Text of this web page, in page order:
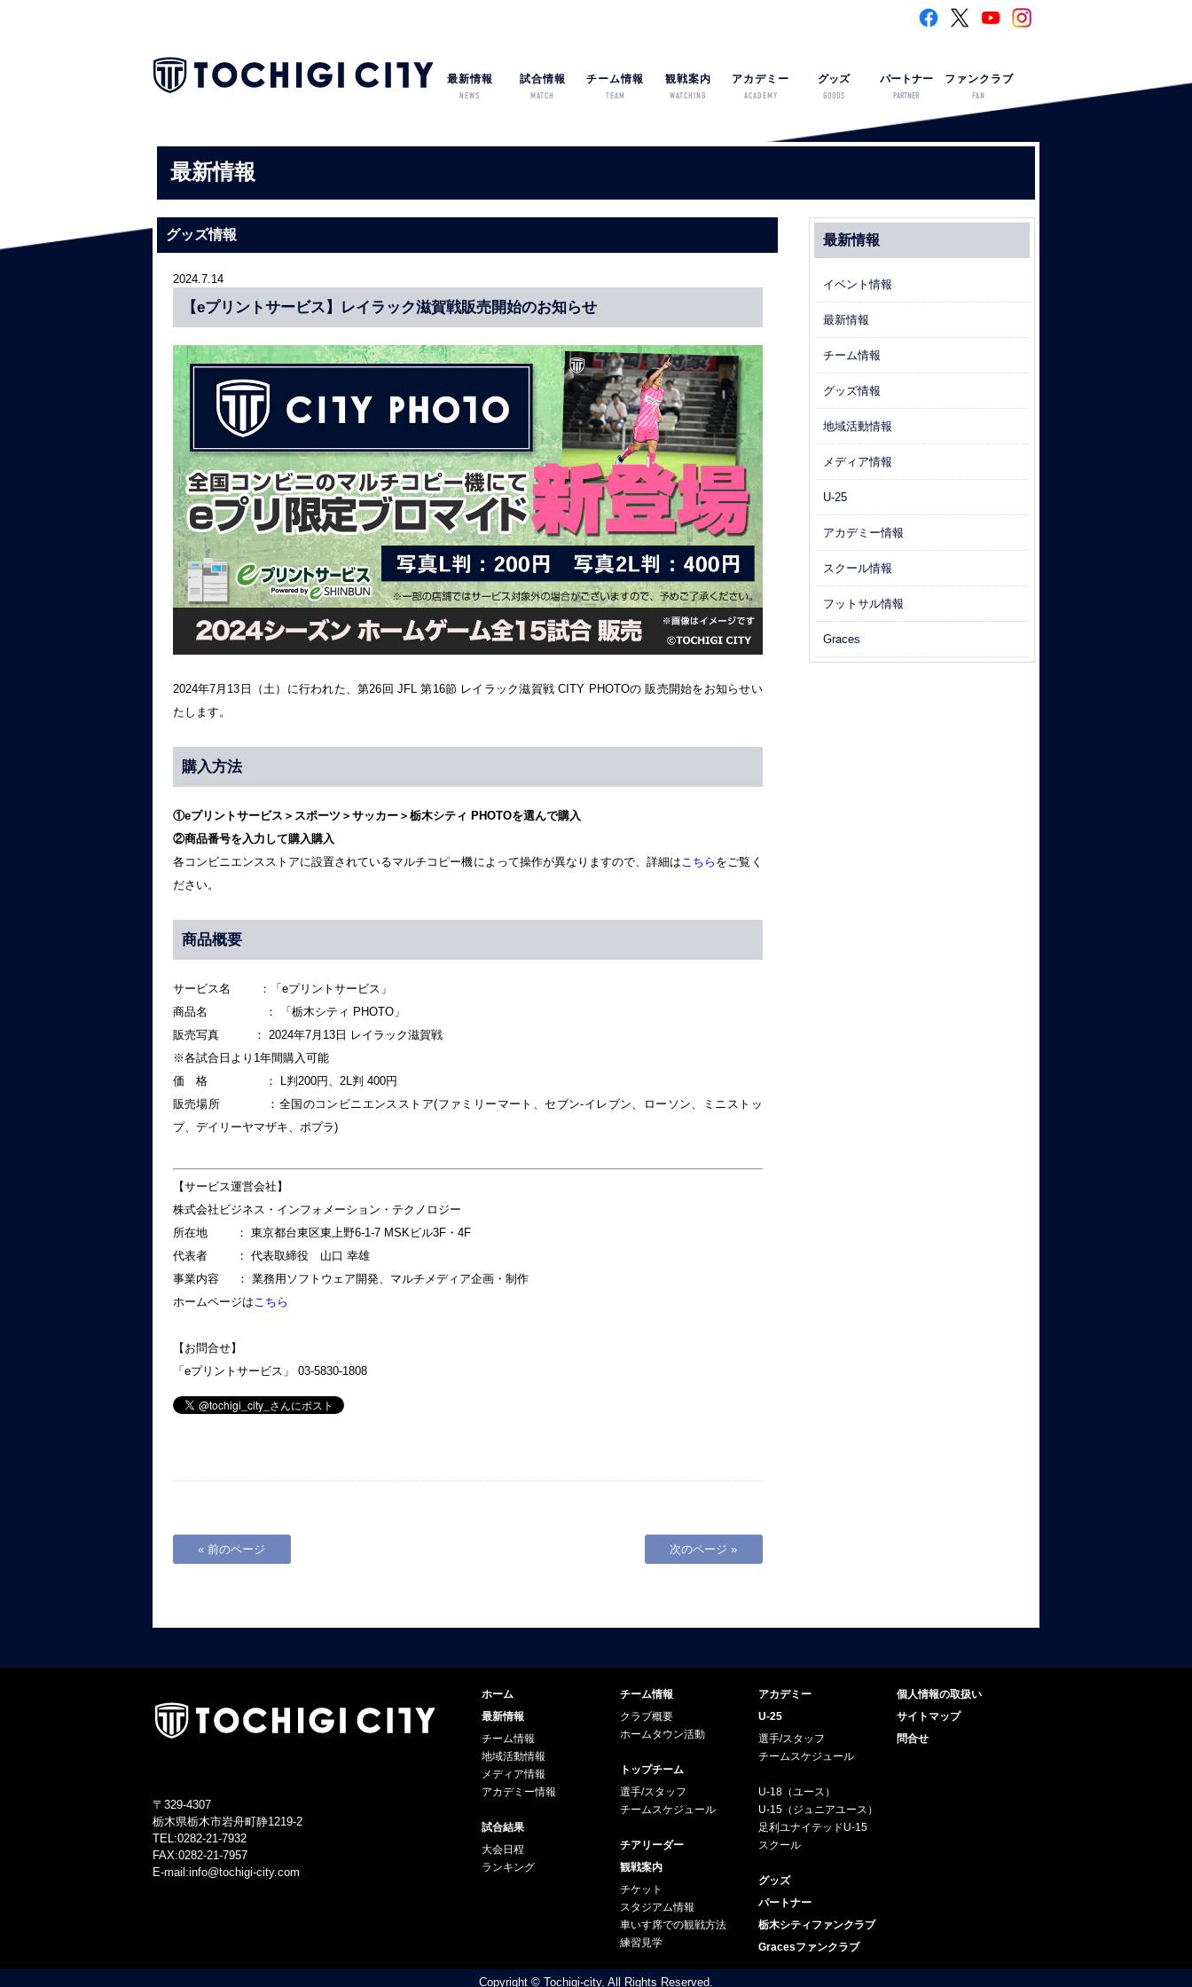
最新情報
NEWS
試合情報
MATCH
チーム情報
TEAM
観戦案内
WATCHING
アカデミー
ACADEMY
グッズ
GOODS
パートナー
PARTNER
ファンクラブ
FAN
最新情報
グッズ情報
2024.7.14
【eプリントサービス】レイラック滋賀戦販売開始のお知らせ
2024年7月13日（土）に行われた、第26回 JFL 第16節 レイラック滋賀戦 CITY PHOTOの 販売開始をお知らせい
たします。
購入方法
①eプリントサービス＞スポーツ＞サッカー＞栃木シティ PHOTOを選んで購入
②商品番号を入力して購入購入
各コンビニエンスストアに設置されているマルチコピー機によって操作が異なりますので、詳細はこちら をご覧く
ださい。
商品概要
サービス名 ：「eプリントサービス」
商品名 ： 「栃木シティ PHOTO」
販売写真 ： 2024年7月13日 レイラック滋賀戦
※各試合日より1年間購入可能
価 格 ： L判200円、2L判 400円
販売場所 ：全国のコンビニエンスストア(ファミリーマート、セブン-イレブン、ローソン、ミニストッ
プ、デイリーヤマザキ、ポプラ)
【サービス運営会社】
株式会社ビジネス・インフォメーション・テクノロジー
所在地 ： 東京都台東区東上野6-1-7 MSKビル3F・4F
代表者 ： 代表取締役 山口 幸雄
事業内容 ： 業務用ソフトウェア開発、マルチメディア企画・制作
ホームページはこちら
【お問合せ】
「eプリントサービス」 03-5830-1808
« 前のページ 次のページ »
最新情報
イベント情報
最新情報
チーム情報
グッズ情報
地域活動情報
メディア情報
U-25
アカデミー情報
スクール情報
フットサル情報
Graces
〒329-4307
栃木県栃木市岩舟町静1219-2
TEL:0282-21-7932
FAX:0282-21-7957
E-mail:info@tochigi-city.com
ホーム
最新情報
チーム情報
地域活動情報
メディア情報
アカデミー情報
試合結果
大会日程
ランキング
チーム情報
クラブ概要
ホームタウン活動
トップチーム
選手/スタッフ
チームスケジュール
チアリーダー
観戦案内
チケット
スタジアム情報
車いす席での観戦方法
練習見学
アカデミー
U-25
選手/スタッフ
チームスケジュール
U-18（ユース）
U-15（ジュニアユース）
足利ユナイテッドU-15
スクール
グッズ
パートナー
栃木シティファンクラブ
Gracesファンクラブ
個人情報の取扱い
サイトマップ
問合せ
Copyright © Tochigi-city. All Rights Reserved.